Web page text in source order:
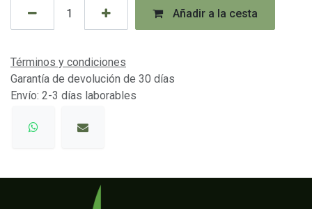
Añadir a la cesta
Términos y condiciones
Garantía de devolución de 30 días
Envío: 2-3 días laborables